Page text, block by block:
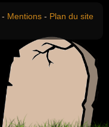
- Mentions - Plan du site